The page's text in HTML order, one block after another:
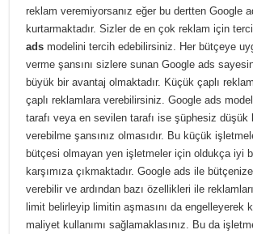
reklam veremiyorsanız eğer bu dertten Google
kurtarmaktadır. Sizler de en çok reklam için
adsmodelini tercih edebilirsiniz. Her bütçeye
verme şansını sizlere sunan Google ads
büyük bir avantaj olmaktadır. Küçük çaplı
çaplı reklamlara verebilirsiniz. Google ads
tarafı veya en sevilen tarafı ise şüphesiz düşük
verebilme şansınız olmasıdır. Bu küçük
bütçesi olmayan yen işletmeler için oldukça iyi
karşımıza çıkmaktadır. Google ads ile
verebilir ve ardından bazı özellikleri ile
limit belirleyip limitin aşmasını da engelleyerek
maliyet kullanımı sağlamaklasınız. Bu da